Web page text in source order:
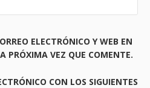
ELECTRÓNICO Y WEB EN
PRÓXIMA VEZ QUE COMENTE.
CON LOS SIGUIENTES